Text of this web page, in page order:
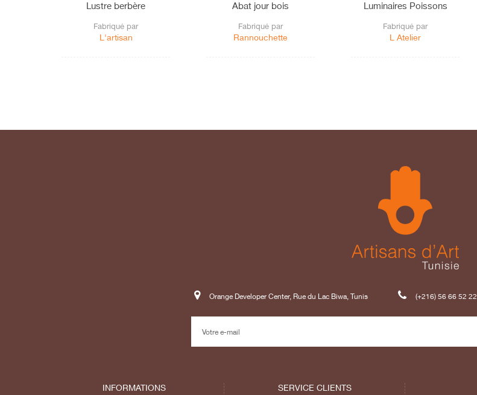
Lustre berbère
Fabriqué par
L'artisan
Abat jour bois
Fabriqué par
Rannouchette
Luminaires Poissons
Fabriqué par
L Atelier
Orange Developer Center, Rue du Lac Biwa, Tunis (+216) 56 66 52 22
INFORMATIONS SERVICE CLIENTS